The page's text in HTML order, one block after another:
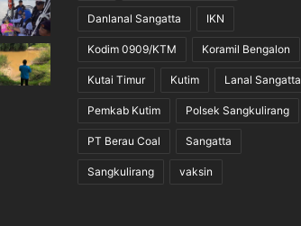
Danlanal Sangatta IKN
Kodim 0909/KTM Koramil Bengalon
Kutai Timur Kutim Lanal Sangatta
Pemkab Kutim Polsek Sangkulirang
PT Berau Coal Sangatta
Sangkulirang vaksin